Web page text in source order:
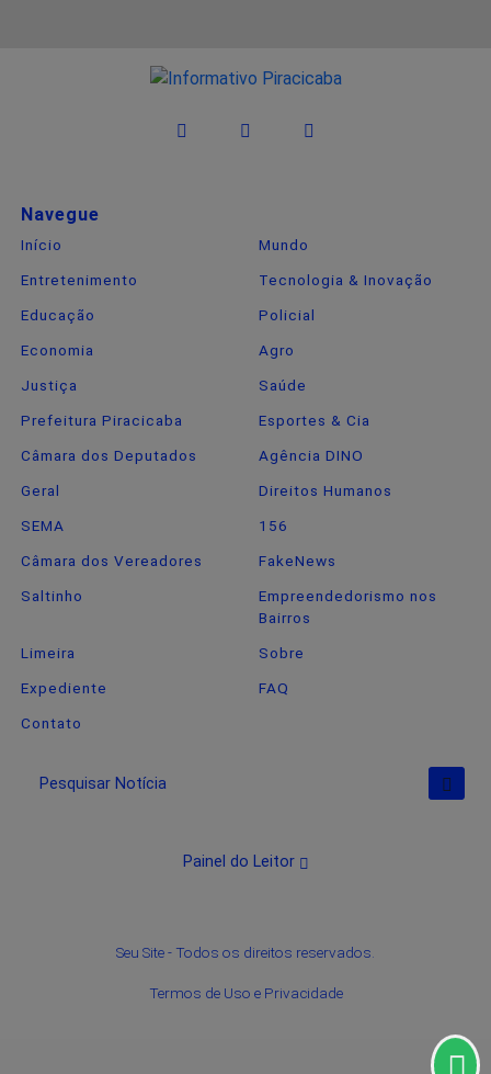
Navegue
Início
Mundo
Entretenimento
Tecnologia & Inovação
Educação
Policial
Economia
Agro
Justiça
Saúde
Prefeitura Piracicaba
Esportes & Cia
Câmara dos Deputados
Agência DINO
Geral
Direitos Humanos
SEMA
156
Câmara dos Vereadores
FakeNews
Saltinho
Empreendedorismo nos
Bairros
Limeira
Sobre
Expediente
FAQ
Contato
Pesquisar Notícia
Painel do Leitor
Seu Site - Todos os direitos reservados.
Termos de Uso e Privacidade
Esse site utiliza cookies para melhorar sua
entendemos que você concorda com nossos